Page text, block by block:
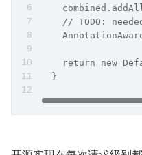
// TODO:
return new
  }